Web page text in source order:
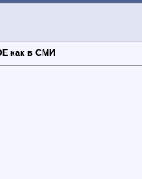
как в СМИ